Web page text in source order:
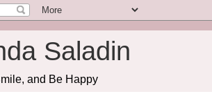
Saladin
and Be Happy